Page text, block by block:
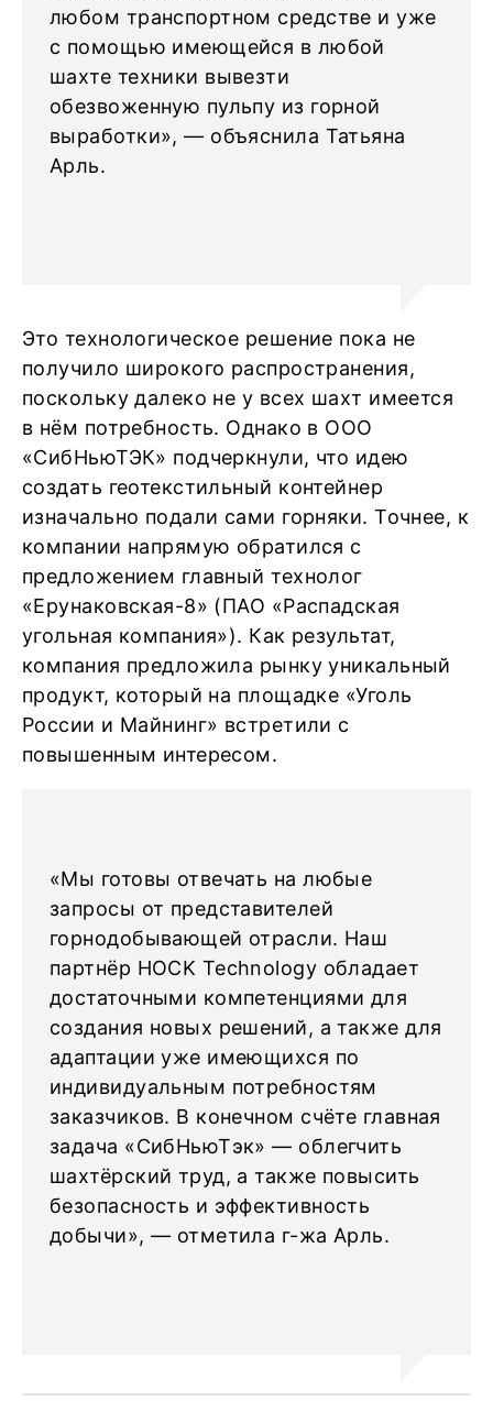
любом транспортном средстве и уже
с помощью имеющейся в любой
шахте техники вывезти
обезвоженную пульпу из горной
выработки», — объяснила Татьяна
Арль.
Это технологическое решение пока не
получило широкого распространения,
поскольку далеко не у всех шахт имеется
в нём потребность. Однако в ООО
«СибНьюТЭК» подчеркнули, что идею
создать геотекстильный контейнер
изначально подали сами горняки. Точнее, к
компании напрямую обратился с
предложением главный технолог
«Ерунаковская-8» (ПАО «Распадская
угольная компания»). Как результат,
компания предложила рынку уникальный
продукт, который на площадке «Уголь
России и Майнинг» встретили с
повышенным интересом.
«Мы готовы отвечать на любые
запросы от представителей
горнодобывающей отрасли. Наш
партнёр HOCK Technology обладает
достаточными компетенциями для
создания новых решений, а также для
адаптации уже имеющихся по
индивидуальным потребностям
заказчиков. В конечном счёте главная
задача «СибНьюТэк» — облегчить
шахтёрский труд, а также повысить
безопасность и эффективность
добычи», — отметила г-жа Арль.